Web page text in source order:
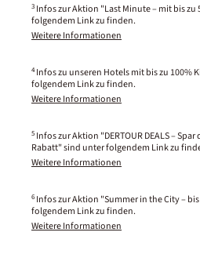
3 Infos zur Aktion "Last Minute – mit bis
folgendem Link zu finden.
Weitere Informationen
4 Infos zu unseren Hotels mit bis zu 100%
folgendem Link zu finden.
Weitere Informationen
5 Infos zur Aktion "DERTOUR DEALS –
Rabatt" sind unter folgendem Link zu
Weitere Informationen
6 Infos zur Aktion "Summer in the City –
folgendem Link zu finden.
Weitere Informationen